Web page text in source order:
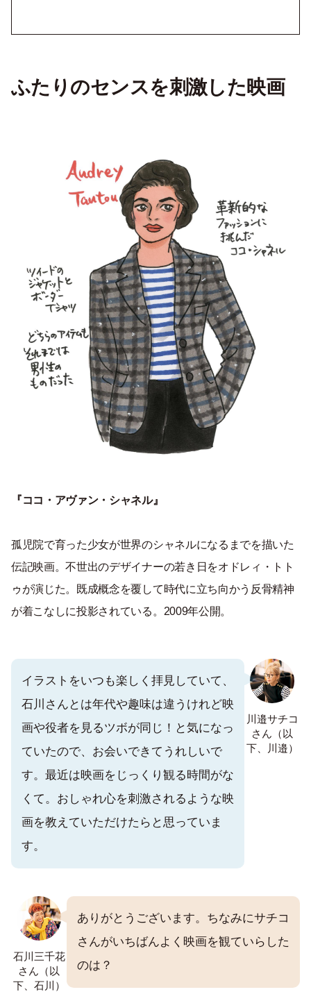
ふたりのセンスを刺激した映画
『ココ・アヴァン・シャネル』
孤児院で育った少女が世界のシャネルになるまでを描いた
伝記映画。不世出のデザイナーの若き日をオドレィ・トト
ゥが演じた。既成概念を覆して時代に立ち向かう反骨精神
が着こなしに投影されている。2009年公開。
川邉サチコ
さん（以
下、川邉）
イラストをいつも楽しく拝見していて、
石川さんとは年代や趣味は違うけれど映
画や役者を見るツボが同じ！と気になっ
ていたので、お会いできてうれしいで
す。最近は映画をじっくり観る時間がな
くて。おしゃれ心を刺激されるような映
画を教えていただけたらと思っていま
す。
石川三千花
さん（以
下、石川）
ありがとうございます。ちなみにサチコ
さんがいちばんよく映画を観ていらした
のは？